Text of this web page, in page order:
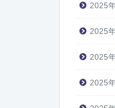
2025
2025
2025
2025